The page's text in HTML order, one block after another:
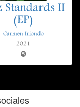
Standards II
(EP)
Carmen Iriondo
2021